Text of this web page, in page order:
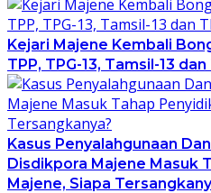
Kejari Majene Kembali
TPP, TPG-13, Tamsil-13
Kasus Penyalahgunaan
Disdikpora Majene Masuk
Majene, Siapa